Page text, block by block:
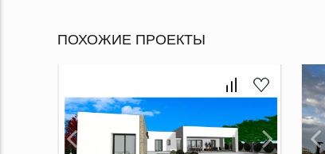
ПОХОЖИЕ ПРОЕКТЫ